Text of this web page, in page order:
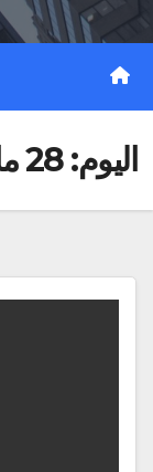
اليوم:28 مايو، 2020